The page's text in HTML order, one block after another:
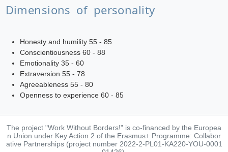
Dimensions of personality
Honesty and humility 55 - 85
Conscientiousness 60 - 88
Emotionality 35 - 60
Extraversion 55 - 78
Agreeableness 55 - 80
Openness to experience 60 - 85
The project "Work Without Borders!" is co-financed by the Europea
n Union under Key Action 2 of the Erasmus+ Programme: Collabor
ative Partnerships (project number 2022-2-PL01-KA220-YOU-0001